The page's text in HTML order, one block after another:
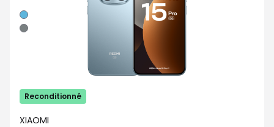
Bleu
Reconditionné
XIAOMI